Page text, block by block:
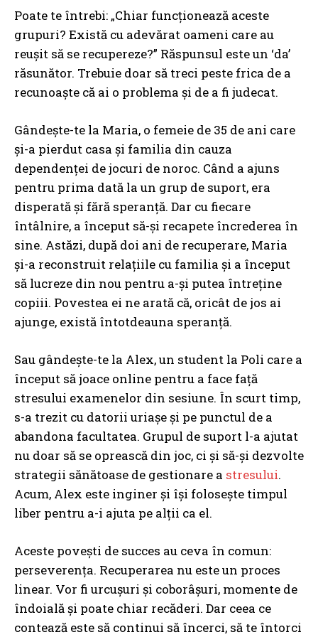
Poate te întrebi: „Chiar funcționează aceste
grupuri? Există cu adevărat oameni care au
reușit să se recupereze?” Răspunsul este un ‘da’
răsunător. Trebuie doar să treci peste frica de a
recunoaște că ai o problema și de a fi judecat.
Gândește-te la Maria, o femeie de 35 de ani care
și-a pierdut casa și familia din cauza
dependenței de jocuri de noroc. Când a ajuns
pentru prima dată la un grup de suport, era
disperată și fără speranță. Dar cu fiecare
întâlnire, a început să-și recapete încrederea în
sine. Astăzi, după doi ani de recuperare, Maria
și-a reconstruit relațiile cu familia și a început
să lucreze din nou pentru a-și putea întreține
copiii. Povestea ei ne arată că, oricât de jos ai
ajunge, există întotdeauna speranță.
Sau gândește-te la Alex, un student la Poli care a
început să joace online pentru a face față
stresului examenelor din sesiune. În scurt timp,
s-a trezit cu datorii uriașe și pe punctul de a
abandona facultatea. Grupul de suport l-a ajutat
nu doar să se oprească din joc, ci și să-și dezvolte
strategii sănătoase de gestionare a stresului.
Acum, Alex este inginer și își folosește timpul
liber pentru a-i ajuta pe alții ca el.
Aceste povești de succes au ceva în comun:
perseverența. Recuperarea nu este un proces
linear. Vor fi urcușuri și coborâșuri, momente de
îndoială și poate chiar recăderi. Dar ceea ce
contează este să continui să încerci, să te întorci